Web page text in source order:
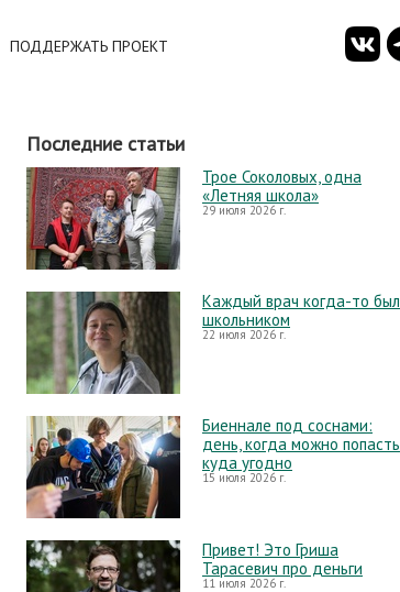
ПОДДЕРЖАТЬ ПРОЕКТ
Последние статьи
Трое Соколовых, одна
«Летняя школа»
29 июля 2026 г.
Каждый врач когда-то был
школьником
22 июля 2026 г.
Биеннале под соснами:
день, когда можно попасть
куда угодно
15 июля 2026 г.
Привет! Это Гриша
Тарасевич про деньги
11 июля 2026 г.